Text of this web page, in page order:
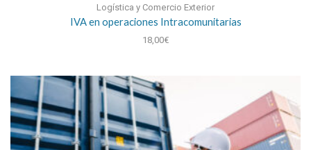
Logística y Comercio Exterior
IVA en operaciones Intracomunitarias
18,00€